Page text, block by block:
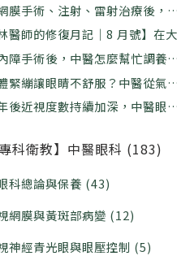
膜手術、注射、雷射治療後，中
何幫助修復？｜林佑彥中醫師
林醫師的修復月記｜8 月號】在
熱裡，學習放下那個「看不慣」
彥中醫師
障手術後，中醫怎麼幫忙調養？
彥中醫師
緊繃讓眼睛不舒服？中醫從氣血
｜林佑彥中醫師
後近視度數持續加深，中醫眼科
專科衛教】中醫眼科 (183)
科總論與保養 (43)
網膜與黃斑部病變 (12)
神經青光眼與眼壓控制 (5)